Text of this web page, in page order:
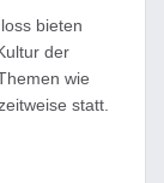
bieten
der
wie
statt.